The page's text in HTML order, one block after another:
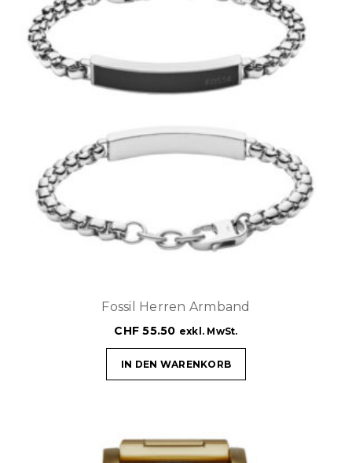
Fossil Herren Armband
CHF 55.50 exkl. MwSt.
IN DEN WARENKORB